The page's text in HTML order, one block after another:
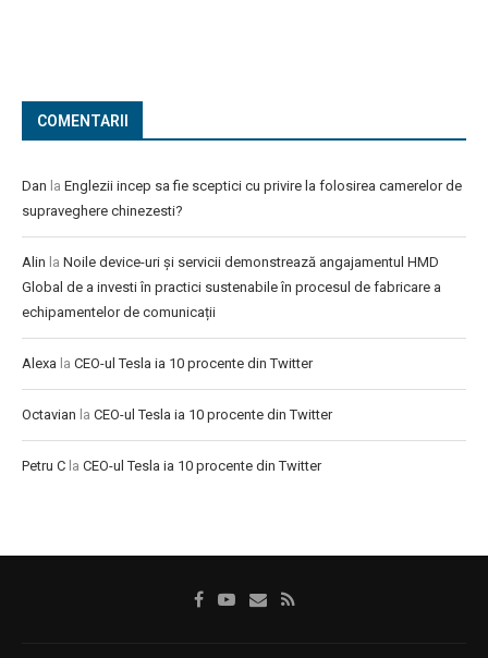
COMENTARII
Dan la Englezii incep sa fie sceptici cu privire la folosirea camerelor de
supraveghere chinezesti?
Alin la Noile device-uri și servicii demonstrează angajamentul HMD
Global de a investi în practici sustenabile în procesul de fabricare a
echipamentelor de comunicații
Alexa la CEO-ul Tesla ia 10 procente din Twitter
Octavian la CEO-ul Tesla ia 10 procente din Twitter
Petru C la CEO-ul Tesla ia 10 procente din Twitter